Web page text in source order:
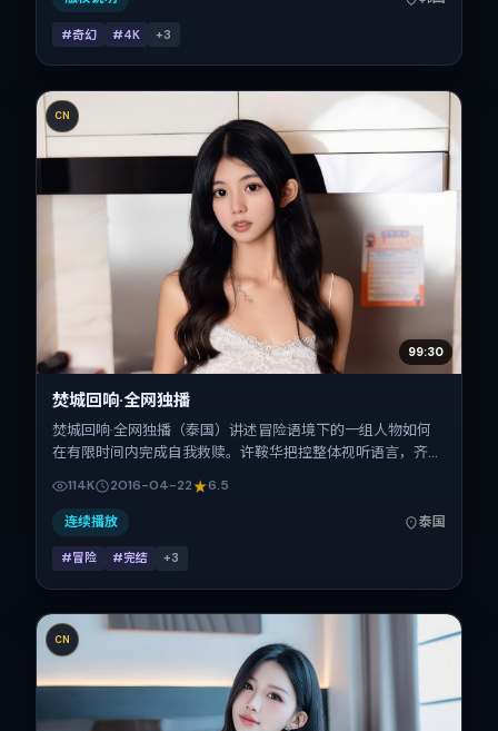
#奇幻 #4K +3
CN
99:30
焚城回响·全网独播
焚城回响·全网独播（泰国）讲述冒险语境下的一组人物如何
在有限时间内完成自我救赎。许鞍华把控整体视听语言，齐
影片定于 2016-04-22 起陆续登陆院线与网络平台，春季档
公映，片长147分钟。
114K 2016-04-22 6.5
连续播放 泰国
#冒险 #完结 +3
CN